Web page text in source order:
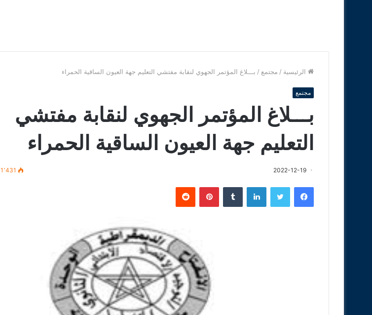
الرئيسية / مجتمع / بـــلاغ المؤتمر الجهوي لنقابة مفتشي التعليم جهة العيون الساقية الحمراء
مجتمع
بـــلاغ المؤتمر الجهوي لنقابة مفتشي
التعليم جهة العيون الساقية الحمراء
2022-12-19 1٬431
فيسبوك لينكدإن بينتيريست